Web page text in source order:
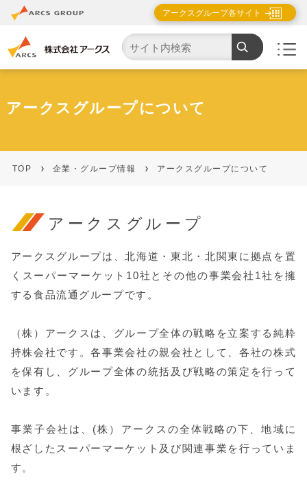
アークスグループ各サイト
アークスグループについて
TOP 企業・グループ情報 アークスグループについて
アークスグループ
アークスグループは、北海道・東北・北関東に拠点を置
くスーパーマーケット10社とその他の事業会社1社を擁
する食品流通グループです。
（株）アークスは、グループ全体の戦略を立案する純粋
持株会社です。各事業会社の親会社として、各社の株式
を保有し、グループ全体の統括及び戦略の策定を行って
います。
事業子会社は、(株）アークスの全体戦略の下、地域に
根ざしたスーパーマーケット及び関連事業を行っていま
す。